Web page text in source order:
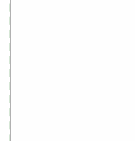
Гарднер, Джеймс Алан
Гарднер, Крэг Шоу
Гаррет, Рэндал
Гаррисон, Гарри
Гаррисон, Джим
Гарсия-и-Робертсон,
Родриго
Гауф, Вильгельм
Гейман, Александр
Гейман, Нил